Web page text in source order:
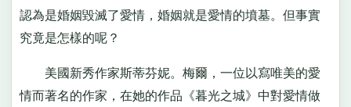
認為是婚姻毀滅了愛情，婚姻就是愛情的墳墓。但事實
究竟是怎樣的呢？
美國新秀作家斯蒂芬妮。梅爾，一位以寫唯美的愛
情而著名的作家，在她的作品《暮光之城》中對愛情做